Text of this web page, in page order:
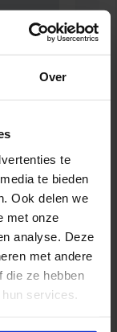
Over
te
te bieden
Ook delen we
met onze
analyse. Deze
met andere
die ze hebben
services.